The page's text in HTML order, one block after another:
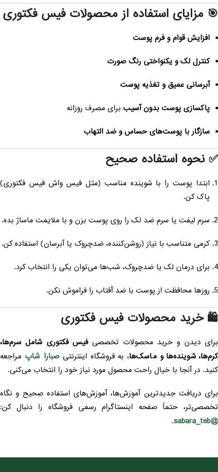
🎯 مزایای استفاده از محصولات فیس فکتوری
افزایش قوام و فرم پوست
کنترل لک و یکنواختی رنگ صورت
آبرسانی عمیق و تغذیه پوست
پاکسازی پوست بدون آسیببرای مصرف روزانه
سازگار با پوست‌های حساس و ضد التهاب
✅ نحوه استفاده صحیح
ابتدا پوست را با شوینده مناسب (مثل فیس واش فیس فکتوری)
پاک کن.
سرم لیفت یا سرم ضد لک را روی پوست بزن و با ملایمت ماساژ بده.
کرمی متناسب با نیاز (روشن‌کننده، ضدچروک یا آبرسان) استفاده کن.
برای درمان لک یا ضدچروک، شب‌ها می‌توان یکی را انتخاب کرد.
روزها محافظت از پوست با ضد آفتاب را فراموش نکن.
🛍 خرید محصولات فیس فکتوری
برای دیدن و خرید محصولات تخصصی فیس فکتوری شامل سرم‌ها،
شوینده‌ها و ماسک‌ها، به فروشگاه اینترنتی صبارا شاپ مراجعه
کنید. در آنجا با خیال راحت محصول مورد نیاز خود را انتخاب می‌کنی.
برای دریافت جدیدترین آموزش‌ها، آموزش‌های استفاده صحیح و نگاه
تخصصی‌تر، حتماً صفحه اینستاگرام رسمی فروشگاه را دنبال کن:
@sabara_teb
.